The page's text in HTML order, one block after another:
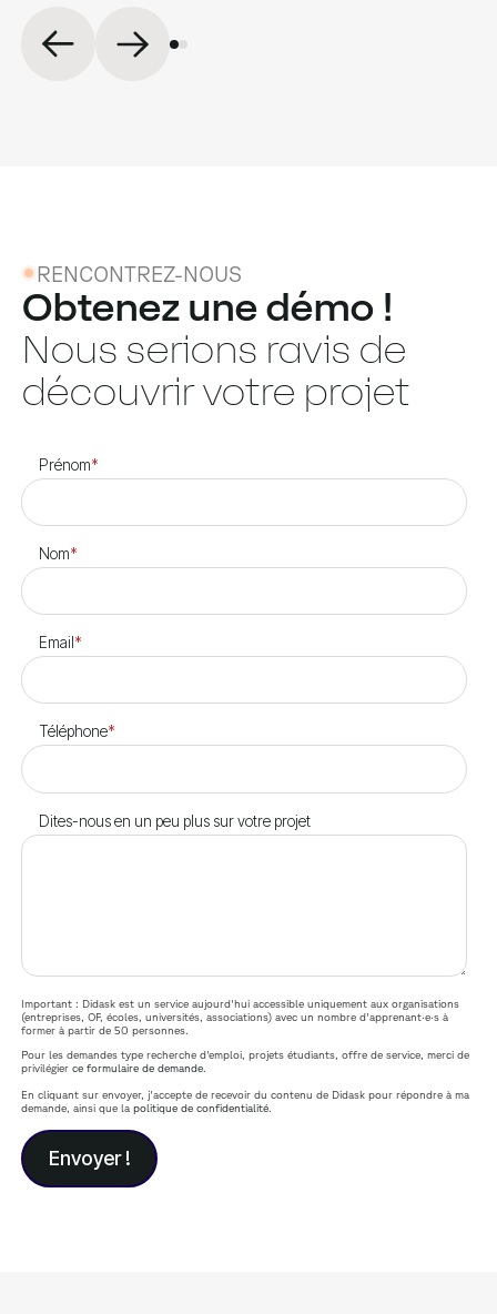
RENCONTREZ-NOUS
Obtenez une démo !
Nous serions ravis de
découvrir votre projet
Prénom*
Nom*
Email *
Téléphone*
Dites-nous en un peu plus sur votre projet
Important : Didask est un service aujourd'hui accessible uniquement aux organisations
(entreprises, OF, écoles, universités, associations) avec un nombre d'apprenant·e·s à
former à partir de 50 personnes.
Pour les demandes type recherche d'emploi, projets étudiants, offre de service, merci de
privilégierce formulaire de demande.
En cliquant sur envoyer, j'accepte de recevoir du contenu de Didask pour répondre à ma
demande, ainsi que lapolitique de confidentialité.